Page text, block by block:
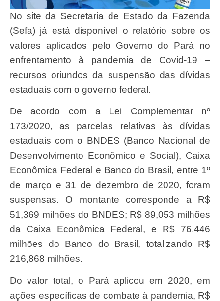
No site da Secretaria de Estado da Fazenda
(Sefa) já está disponível o relatório sobre os
valores aplicados pelo Governo do Pará no
enfrentamento à pandemia de Covid-19 –
recursos oriundos da suspensão das dívidas
estaduais com o governo federal.
De acordo com a Lei Complementar nº
173/2020, as parcelas relativas às dívidas
estaduais com o BNDES (Banco Nacional de
Desenvolvimento Econômico e Social), Caixa
Econômica Federal e Banco do Brasil, entre 1º
de março e 31 de dezembro de 2020, foram
suspensas. O montante corresponde a R$
51,369 milhões do BNDES; R$ 89,053 milhões
da Caixa Econômica Federal, e R$ 76,446
milhões do Banco do Brasil, totalizando R$
216,868 milhões.
Do valor total, o Pará aplicou em 2020, em
ações específicas de combate à pandemia, R$